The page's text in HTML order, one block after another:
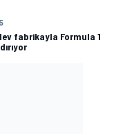
fabrikayla Formula 1